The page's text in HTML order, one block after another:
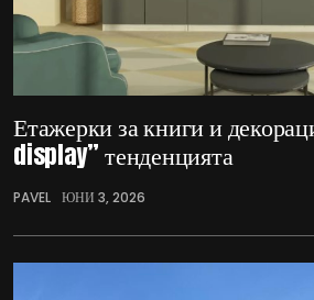
Етажерки за книги и
display” тенденцията
PAVEL ЮНИ 3, 2026